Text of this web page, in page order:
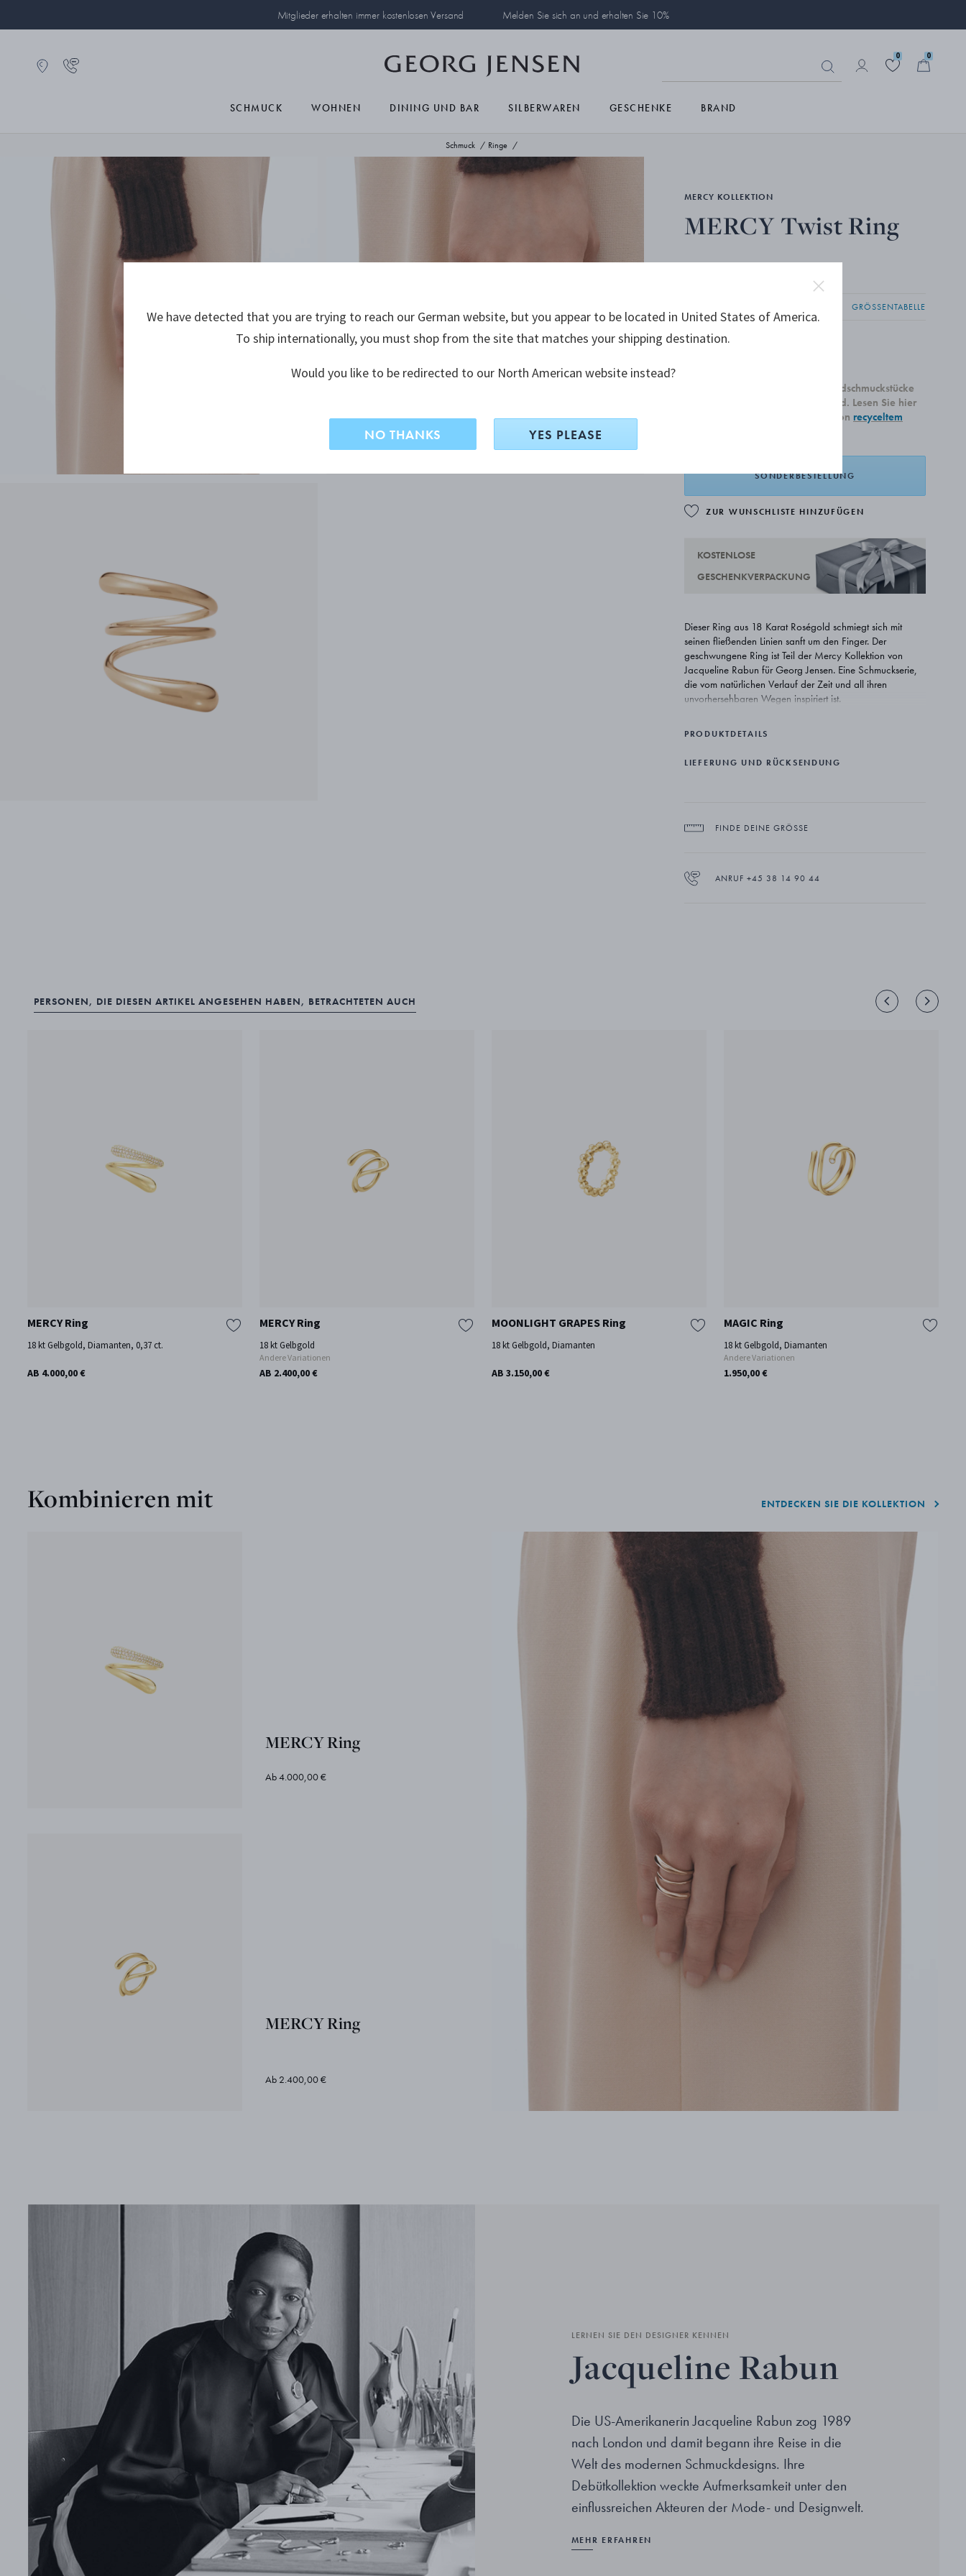
Mitglieder erhalten immer kostenlosen Versand Melden Sie sich an und erhalten Sie 10%
0 0
SCHMUCK WOHNEN DINING UND BAR SILBERWAREN GESCHENKE BRAND
Schmuck Ringe
MERCY KOLLEKTION
MERCY Twist Ring
GRÖSSENTABELLE
Alle unsere neu produzierten Goldschmuckstücke
sind aus recyceltem 18 Karat Gold. Lesen Sie hier
mehr über unsere Verwendung von recyceltem
SONDERBESTELLUNG
ZUR WUNSCHLISTE HINZUFÜGEN
KOSTENLOSE
GESCHENKVERPACKUNG
Dieser Ring aus 18 Karat Roségold schmiegt sich mit
seinen fließenden Linien sanft um den Finger. Der
geschwungene Ring ist Teil der Mercy Kollektion von
Jacqueline Rabun für Georg Jensen. Eine Schmuckserie,
die vom natürlichen Verlauf der Zeit und all ihren
unvorhersehbaren Wegen inspiriert ist.
PRODUKTDETAILS
LIEFERUNG UND RÜCKSENDUNG
FINDE DEINE GRÖSSE
ANRUF +45 38 14 90 44
PERSONEN, DIE DIESEN ARTIKEL ANGESEHEN HABEN, BETRACHTETEN AUCH
MERCY Ring
18 kt Gelbgold, Diamanten, 0,37 ct.
AB 4.000,00 €
MERCY Ring
18 kt Gelbgold
Andere Variationen
AB 2.400,00 €
MOONLIGHT GRAPES Ring
18 kt Gelbgold, Diamanten
AB 3.150,00 €
MAGIC Ring
18 kt Gelbgold, Diamanten
Andere Variationen
1.950,00 €
ENTDECKEN SIE DIE KOLLEKTION
Kombinieren mit
MERCY Ring
Ab 4.000,00 €
MERCY Ring
Ab 2.400,00 €
LERNEN SIE DEN DESIGNER KENNEN
Jacqueline Rabun
Die US-Amerikanerin Jacqueline Rabun zog 1989
nach London und damit begann ihre Reise in die
Welt des modernen Schmuckdesigns. Ihre
Debütkollektion weckte Aufmerksamkeit unter den
einflussreichen Akteuren der Mode- und Designwelt.
MEHR ERFAHREN
We have detected that you are trying to reach our German website, but you appear to be located in United States of America.
To ship internationally, you must shop from the site that matches your shipping destination.
Would you like to be redirected to our North American website instead?
NO THANKS YES PLEASE